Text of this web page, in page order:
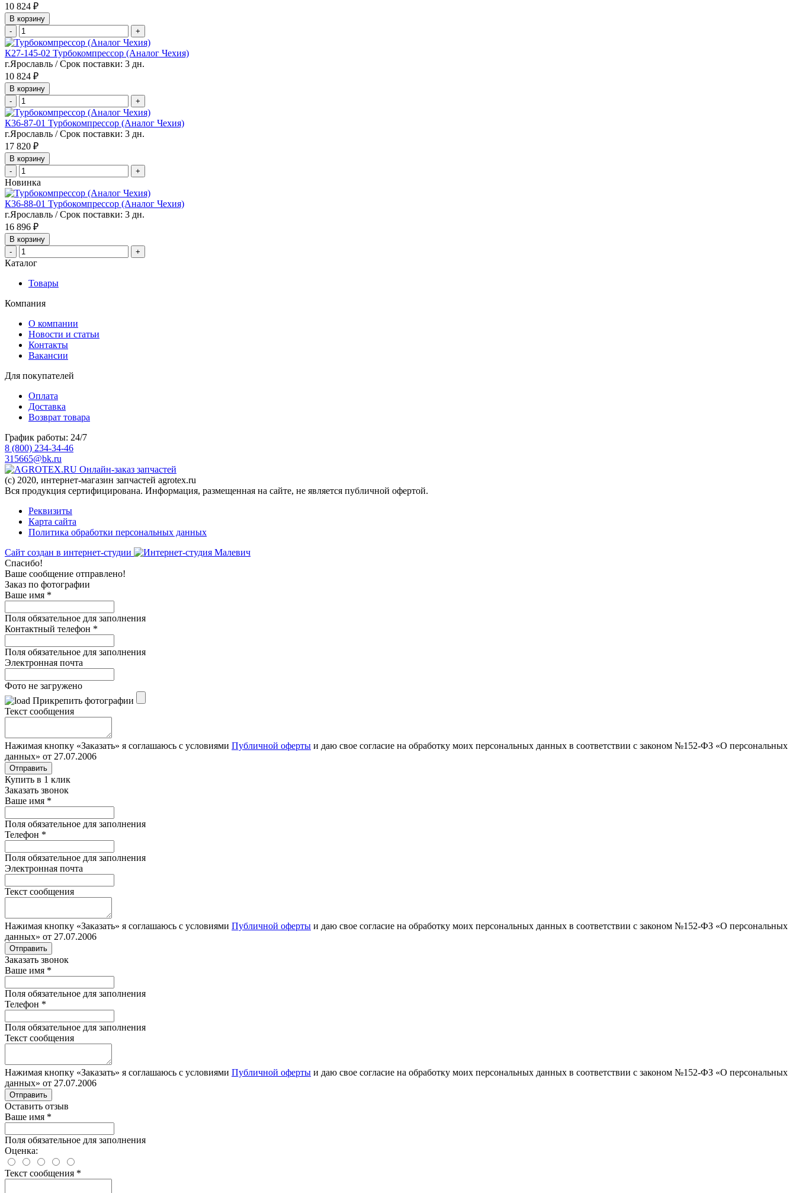
10 824 ₽
В корзину
-
+
К27-145-02 Турбокомпрессор (Аналог Чехия)
г.Ярославль / Срок поставки: 3 дн.
10 824 ₽
В корзину
-
+
К36-87-01 Турбокомпрессор (Аналог Чехия)
г.Ярославль / Срок поставки: 3 дн.
17 820 ₽
В корзину
-
+
Новинка
К36-88-01 Турбокомпрессор (Аналог Чехия)
г.Ярославль / Срок поставки: 3 дн.
16 896 ₽
В корзину
-
+
Каталог
Товары
Компания
О компании
Новости и статьи
Контакты
Вакансии
Для покупателей
Оплата
Доставка
Возврат товара
График работы: 24/7
8 (800) 234-34-46
315665@bk.ru
Онлайн-заказ запчастей
(c) 2020, интернет-магазин запчастей agrotex.ru
Вся продукция сертифицирована. Информация, размещенная на сайте, не является публичной офертой.
Реквизиты
Карта сайта
Политика обработки персональных данных
Сайт создан в интернет-студии
Спасибо!
Ваше сообщение отправлено!
Заказ по фотографии
Ваше имя *
Поля обязательное для заполнения
Контактный телефон *
Поля обязательное для заполнения
Электронная почта
Фото не загружено
Прикрепить фотографии
Текст сообщения
Нажимая кнопку «Заказать» я соглашаюсь с условиями Публичной оферты и даю свое согласие на обработку моих персональных данных в соответствии с законом №152-ФЗ «О персональных
данных» от 27.07.2006
Отправить
Купить в 1 клик
Заказать звонок
Ваше имя *
Поля обязательное для заполнения
Телефон *
Поля обязательное для заполнения
Электронная почта
Текст сообщения
Нажимая кнопку «Заказать» я соглашаюсь с условиями Публичной оферты и даю свое согласие на обработку моих персональных данных в соответствии с законом №152-ФЗ «О персональных
данных» от 27.07.2006
Отправить
Заказать звонок
Ваше имя *
Поля обязательное для заполнения
Телефон *
Поля обязательное для заполнения
Текст сообщения
Нажимая кнопку «Заказать» я соглашаюсь с условиями Публичной оферты и даю свое согласие на обработку моих персональных данных в соответствии с законом №152-ФЗ «О персональных
данных» от 27.07.2006
Отправить
Оставить отзыв
Ваше имя *
Поля обязательное для заполнения
Оценка:
Текст сообщения *